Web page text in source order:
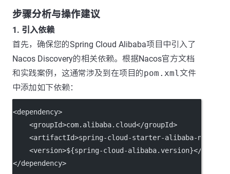
步骤分析与操作建议
1. 引入依赖
首先，确保您的Spring Cloud Alibaba项目中引入了
Nacos Discovery的相关依赖。根据Nacos官方文档
和实践案例，这通常涉及到在项目的pom.xml文件
中添加如下依赖：
<dependency>
    <
groupId>com.alibaba.cloud</groupId>
    <
artifactId>spring-cloud-starter-alibaba-nacos-
    <
version>${spring-cloud-alibaba.version}</
</dependency>